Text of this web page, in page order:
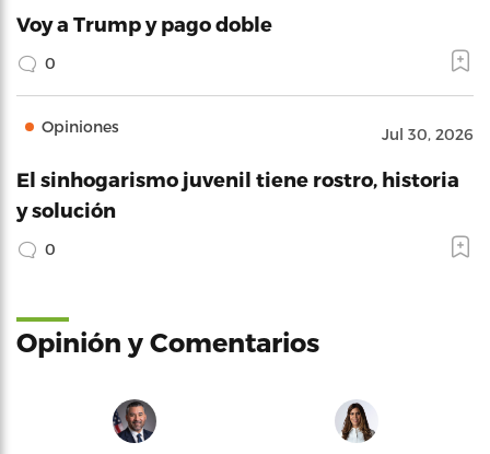
Voy a Trump y pago doble
0
Opiniones Jul 30, 2026
El sinhogarismo juvenil tiene rostro, historia
y solución
0
Opinión y Comentarios